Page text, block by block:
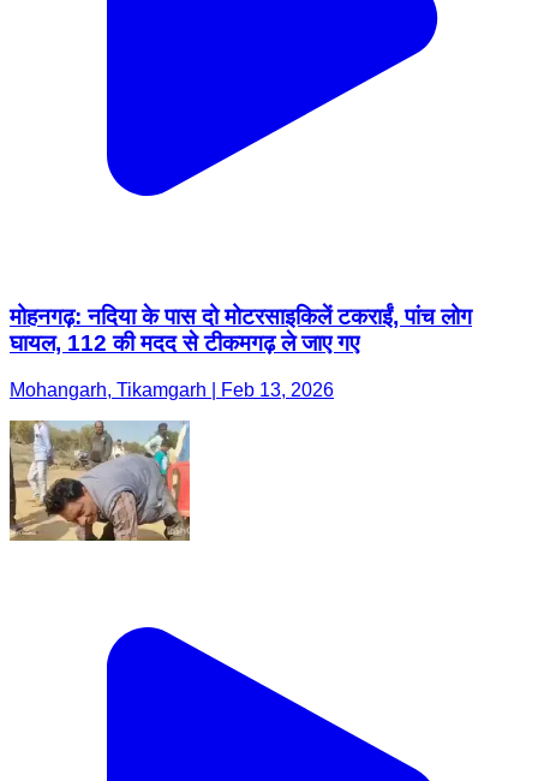
मोहनगढ़: नदिया के पास दो मोटरसाइकिलें टकराईं, पांच लोग
घायल, 112 की मदद से टीकमगढ़ ले जाए गए
Mohangarh, Tikamgarh | Feb 13, 2026